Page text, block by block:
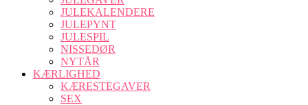
JULEKALENDERE
JULEPYNT
JULESPIL
NISSEDØR
NYTÅR
KÆRLIGHED
KÆRESTEGAVER
SEX